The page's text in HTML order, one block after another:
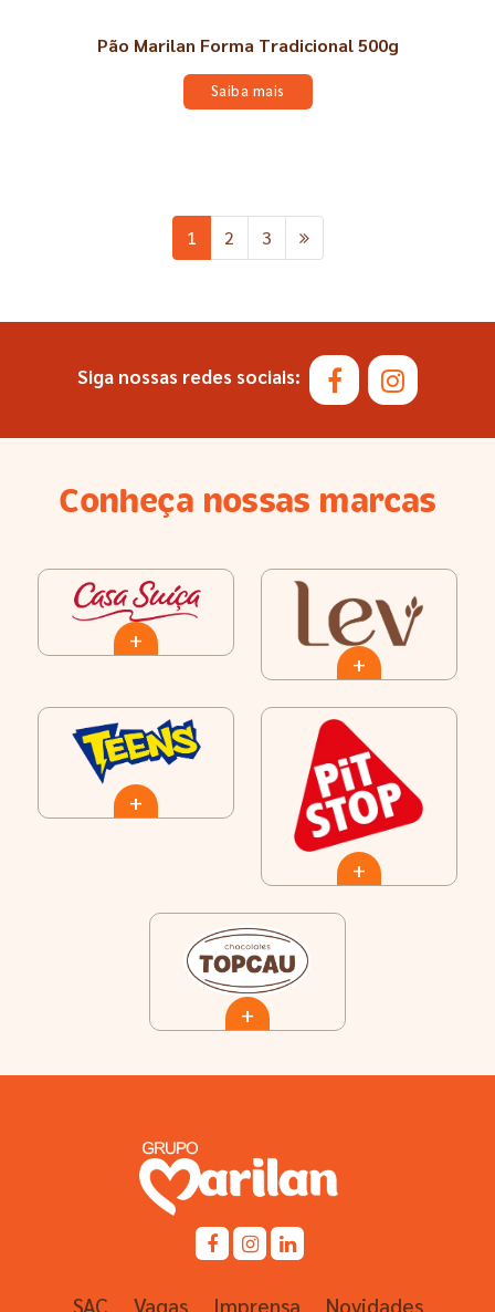
Pão Marilan Forma Tradicional 500g
Saiba mais
1 2 3
Siga nossas redes sociais:
Conheça nossas marcas
+
+
+
+
+
SAC Vagas Imprensa Novidades